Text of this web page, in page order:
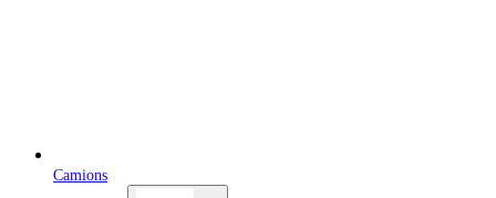
Camions